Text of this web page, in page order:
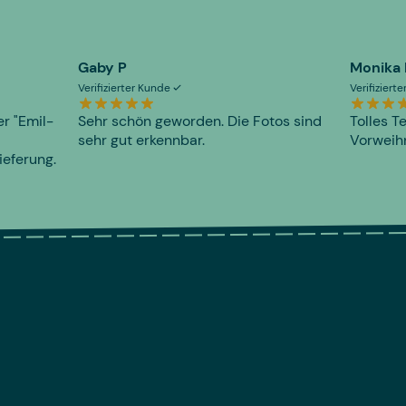
"Emil-
Gaby P
Verifizierter Kunde
Sehr schön geworden. Die Fotos sind
sehr gut erkennbar.
Monika
Tolles